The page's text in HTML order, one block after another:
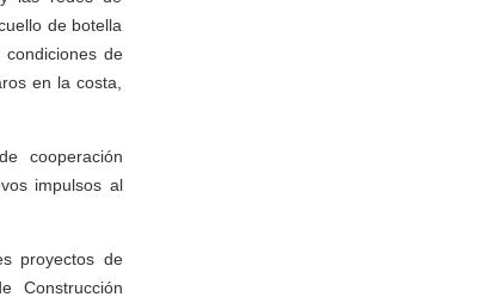
de botella
de
en la costa,
cooperación
impulsos al
proyectos de
Construcción